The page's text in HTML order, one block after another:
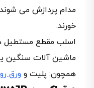
مدام پردازش می
خورند.
اسلب مقطع مستطیل
ماشین آلات سنگین
همچون: پلیت و ورق